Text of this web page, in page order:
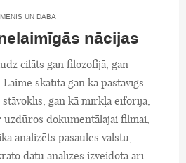
UN DABA
nācijas
cilāts gan filozofijā, gan
skatīta gan kā pastāvīgs
gan kā mirkļa eiforija,
dokumentālajai filmai,
analizēts pasaules valstu,
datu analīzes izveidota arī